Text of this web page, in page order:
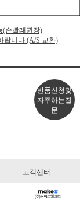
(손빨래권장)
랍니다.(A/S 교환)
반품신청및
자주하는질
문
고객센터